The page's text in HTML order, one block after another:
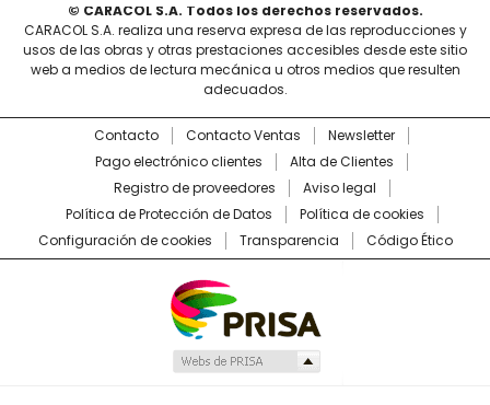
© CARACOL S.A. Todos los derechos reservados.
CARACOL S.A. realiza una reserva expresa de las reproducciones y
usos de las obras y otras prestaciones accesibles desde este sitio
web a medios de lectura mecánica u otros medios que resulten
adecuados.
Contacto Contacto Ventas
Newsletter
Pago electrónico clientes
Alta de Clientes
Registro de proveedores
Aviso legal
Política de Protección de Datos
Política de cookies
Configuración de cookies
Transparencia Código Ético